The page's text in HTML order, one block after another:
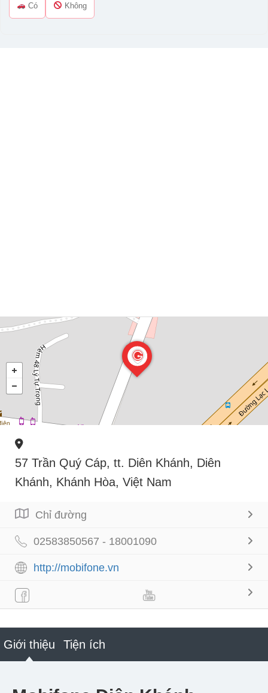
Có Không
57 Trần Quý Cáp, tt. Diên Khánh, Diên
Khánh, Khánh Hòa, Việt Nam
Chỉ đường
02583850567 - 18001090
http://mobifone.vn
Giới thiệu Tiện ích